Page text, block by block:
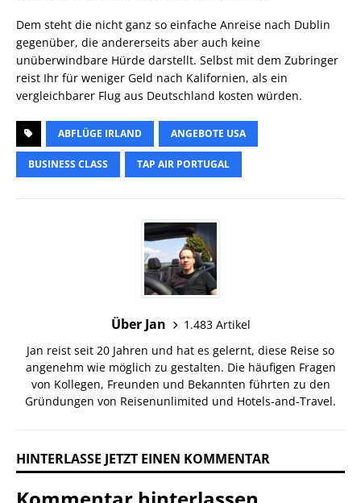
Dem steht die nicht ganz so einfache Anreise nach Dublin
gegenüber, die andererseits aber auch keine
unüberwindbare Hürde darstellt. Selbst mit dem Zubringer
reist Ihr für weniger Geld nach Kalifornien, als ein
vergleichbarer Flug aus Deutschland kosten würden.
ABFLÜGE IRLAND ANGEBOTE USA
BUSINESS CLASS TAP AIR PORTUGAL
Über Jan
1.483 Artikel
Jan reist seit 20 Jahren und hat es gelernt, diese Reise so
angenehm wie möglich zu gestalten. Die häufigen Fragen
von Kollegen, Freunden und Bekannten führten zu den
Gründungen von Reisenunlimited und Hotels-and-Travel.
HINTERLASSE JETZT EINEN KOMMENTAR